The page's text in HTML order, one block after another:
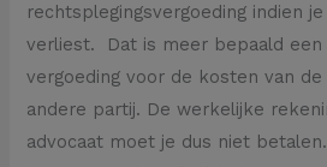
rechtsplegingsvergoeding indien
verliest. Dat is meer bepaald een
vergoeding voor de kosten van de
andere partij. De werkelijke
advocaat moet je dus niet